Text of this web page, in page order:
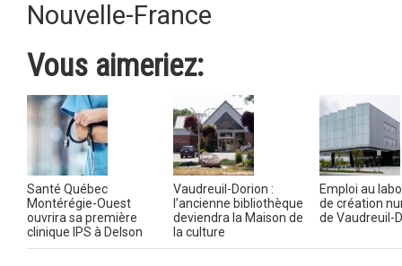
Nouvelle-France
Vous aimeriez:
Santé Québec
Montérégie-Ouest
ouvrira sa première
clinique IPS à Delson
Vaudreuil-Dorion :
l’ancienne bibliothèque
deviendra la Maison de
la culture
Emploi au
de création
de Vaudreuil-